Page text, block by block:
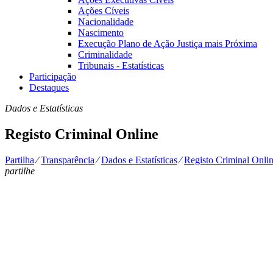
Ações Cíveis
Nacionalidade
Nascimento
Execução Plano de Ação Justiça mais Próxima
Criminalidade
Tribunais - Estatísticas
Participação
Destaques
Dados e Estatísticas
Registo Criminal Online
Partilha⁄Transparência⁄Dados e Estatísticas⁄Registo Criminal
partilhe